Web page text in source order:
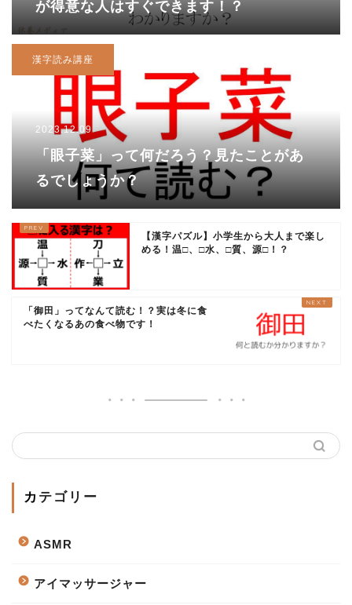
が得意な人はすぐできます！？
漢字読み講座
2023.12.09
「眼子菜」って何だろう？見たことがあ
るでしょうか？
【漢字パズル】小学生から大人まで楽し
める！温□、□水、□質、源□！？
「御田」ってなんて読む！？実は冬に食
べたくなるあの食べ物です！
カテゴリー
ASMR
アイマッサージャー